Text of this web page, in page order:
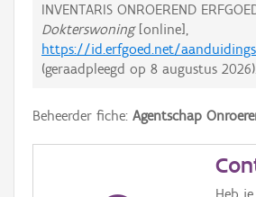
INVENTARIS ONROEREND
Dokterswoning[online],
https://id.erfgoed.net/
(geraadpleegd op 8 augustus 2026
Beheerder fiche: Agentschap